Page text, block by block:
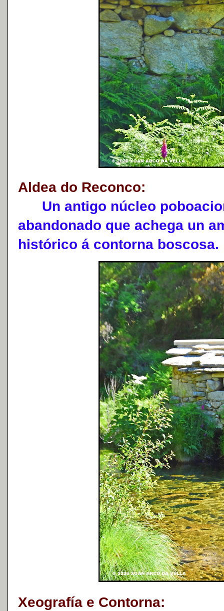
Aldea do Reconco:
Un antigo núcleo
abandonado que achega un
histórico á contorna boscosa.
Xeografía e Contorna: